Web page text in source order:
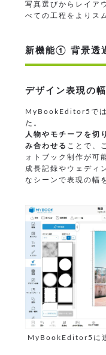
写真選びからレイア
べての工程をよりス
新機能① 背景透
デザイン表現の
MyBookEditor5では
た。
人物やモチーフを切
み合わせる ことで、
ォトブック制作が可
成長記録やウェディ
なシーンで表現の幅
MyBookEditor5に